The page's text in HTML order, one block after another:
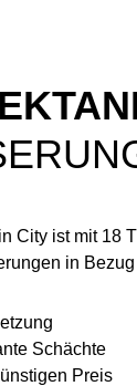
City ist mit 18
in
Schächte
Preis